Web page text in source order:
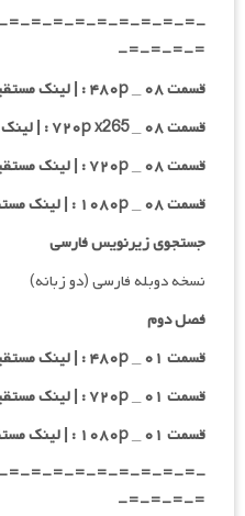
=-=-=-=-=-=-=-=-
=-=-=-=-
قسمت ۰۸ _ ۴۸۰p : | لینک مستقیم |
قسمت ۰۸ _ ۷۲۰p x265 : | لینک مستقیم |
قسمت ۰۸ _ ۷۲۰p : | لینک مستقیم |
قسمت ۰۸ _ ۱۰۸۰p : | لینک مستقیم |
جستجوی زیرنویس فارسی
نسخه دوبله فارسی (دو زبانه)
فصل دوم
قسمت ۰۱ _ ۴۸۰p : | لینک مستقیم |
قسمت ۰۱ _ ۷۲۰p : | لینک مستقیم |
قسمت ۰۱ _ ۱۰۸۰p : | لینک مستقیم |
=-=-=-=-=-=-=-=-
=-=-=-=-